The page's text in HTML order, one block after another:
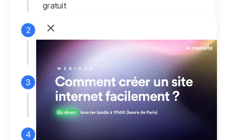
gratuit
Connectez-vous
monsite gratuit pour accéder à votre
espace d'administration
Personnalisez entièrement le
designpour créer un site web sur-mesure,
à votre image
Ajoutez des pagessans limite pour